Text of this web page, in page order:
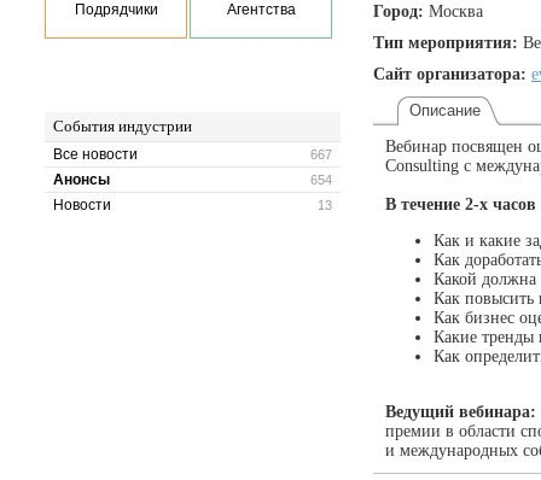
Подрядчики Агентства
События индустрии
667
Все новости
654
Анонсы
13
Новости
Город: Москва
Тип мероприятия:
Сайт организатора:
Описание
Вебинар посвящен
Consulting с
В течение 2-х
Как и какие
Как
Какой должна
Как повысить
Как бизнес
Какие тренды
Как
Ведущий вебинара:
премии в области
и международных